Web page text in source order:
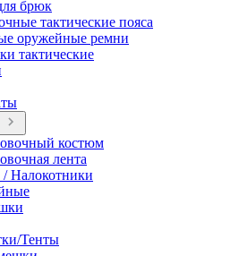
брюк
тактические пояса
оружейные ремни
тактические
костюм
лента
Налокотники
Тенты